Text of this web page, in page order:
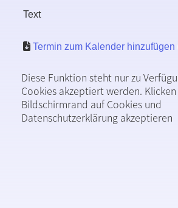
Text
Termin zum Kalender hinzufügen
Diese Funktion steht nur zu
Cookies akzeptiert werden.
Bildschirmrand auf Cookies und
Datenschutzerklärung akzeptieren